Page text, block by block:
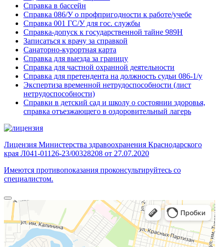
Справка в бассейн
Справка 086/У о профпригодности к работе/учебе
Справка 001 ГС/У для гос. службы
Справка-допуск к государственной тайне 989Н
Записаться к врачу за справкой
Санаторно-курортная карта
Справка для выезда за границу
Справка для частной охранной деятельности
Справка для претендента на должность судьи 086-1/у
Экспертиза временной нетрудоспособности (лист
нетрудоспособности)
Справки в детский сад и школу о состоянии здоровья,
справка отъезжающего в оздоровительный лагерь
Лицензия Министерства здравоохранения Краснодарского
края Л041-01126-23/00328208 от 27.07.2020
Имеются противопоказания проконсультируйтесь со
специалистом.